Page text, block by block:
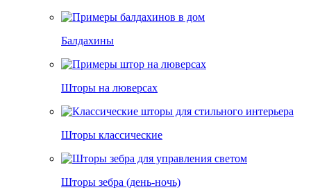
Балдахины
Шторы на люверсах
Шторы классические
Шторы зебра (день-ночь)